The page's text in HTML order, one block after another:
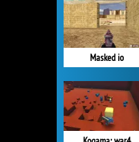
Masked io